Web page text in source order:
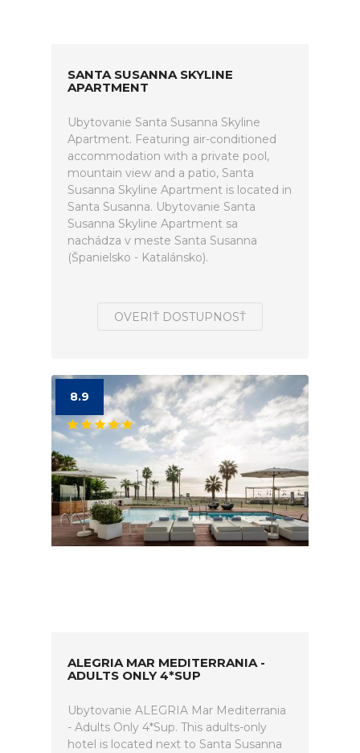
SANTA SUSANNA SKYLINE
APARTMENT
Ubytovanie Santa Susanna Skyline
Apartment. Featuring air-conditioned
accommodation with a private pool,
mountain view and a patio, Santa
Susanna Skyline Apartment is located in
Santa Susanna. Ubytovanie Santa
Susanna Skyline Apartment sa
nachádza v meste Santa Susanna
(Španielsko - Katalánsko).
OVERIŤ DOSTUPNOSŤ
8.9
ALEGRIA MAR MEDITERRANIA -
ADULTS ONLY 4*SUP
Ubytovanie ALEGRIA Mar Mediterrania
- Adults Only 4*Sup. This adults-only
hotel is located next to Santa Susanna